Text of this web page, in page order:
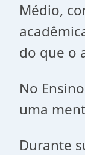
Médio,
do que o
No
uma
Durante